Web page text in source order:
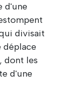
d'une
divisait
déplace
dont les
d'une